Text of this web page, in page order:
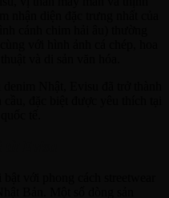
với hình ảnh cá chép, hoa
và di sản văn hóa.
Nhật, Evisu đã trở thành
đặc biệt được yêu thích tại
tế.
từ Evisu